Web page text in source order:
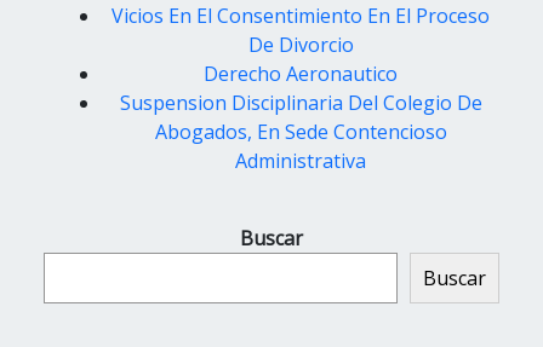
Vicios En El Consentimiento En El Proceso
De Divorcio
Derecho Aeronautico
Suspension Disciplinaria Del Colegio De
Abogados, En Sede Contencioso
Administrativa
Buscar
Buscar